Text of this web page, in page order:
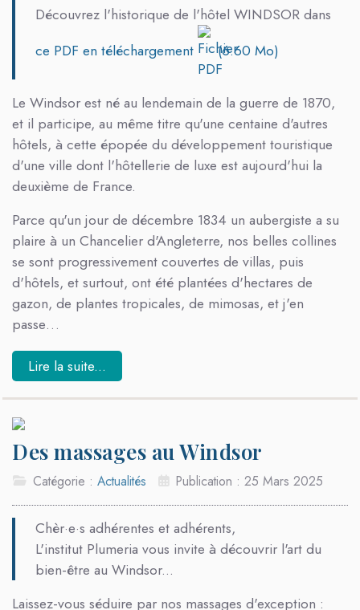
Découvrez l'historique de l'hôtel WINDSOR dans
ce PDF en téléchargement
(6.60 Mo)
Le Windsor est né au lendemain de la guerre de 1870,
et il participe, au même titre qu'une centaine d'autres
hôtels, à cette épopée du développement touristique
d'une ville dont l'hôtellerie de luxe est aujourd'hui la
deuxième de France.
Parce qu'un jour de décembre 1834 un aubergiste a su
plaire à un Chancelier d'Angleterre, nos belles collines
se sont progressivement couvertes de villas, puis
d'hôtels, et surtout, ont été plantées d'hectares de
gazon, de plantes tropicales, de mimosas, et j'en
passe…
Lire la suite...
Des massages au Windsor
Catégorie :Actualités Publication : 25 Mars 2025
Chèr·e·s adhérentes et adhérents,
L'institut Plumeria vous invite à découvrir l'art du
bien-être au Windsor...
Laissez-vous séduire par nos massages d'exception :